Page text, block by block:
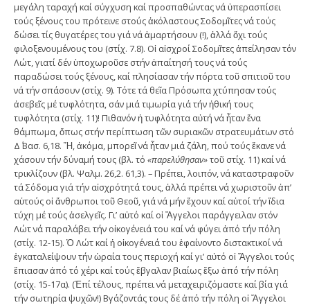
μεγάλη ταραχή καί σύγχυση καί προσπαθώντας νά ὑπερασπίσει
τούς ξένους του πρότεινε στούς ἀκόλαστους Σοδομῖτες νά τούς
δώσει τίς θυγατέρες του γιά νά ἁμαρτήσουν (!), ἀλλά ὄχι τούς
φιλοξενουμένους του (στίχ. 7.8). Οἱ αἰσχροί Σοδομῖτες ἀπείλησαν τόν
Λώτ, γιατί δέν ὑποχωροῦσε στήν ἀπαίτησή τους νά τούς
παραδώσει τούς ξένους, καί πλησίασαν τήν πόρτα τοῦ σπιτιοῦ του
νά τήν σπάσουν (στίχ. 9). Τότε τά θεῖα Πρόσωπα χτύπησαν τούς
ἀσεβεῖς μέ τυφλότητα, σάν μιά τιμωρία γιά τήν ἠθική τους
τυφλότητα (στίχ. 11)! Πιθανόν ἡ τυφλότητα αὐτή νά ἦταν ἕνα
θάμπωμα, ὅπως στήν περίπτωση τῶν συριακῶν στρατευμάτων στό
Δ΄ Βασ. 6,18. Ἤ, ἀκόμα, μπορεῖ νά ἦταν μιά ζάλη, πού τούς ἔκανε νά
χάσουν τήν δύναμή τους (βλ. τό «παρελύθησαν»τοῦ στίχ. 11) καί νά
τρικλίζουν (βλ. Ψαλμ. 26,2. 61,3). – Πρέπει, λοιπόν, νά καταστραφοῦν
τά Σόδομα γιά τήν αἰσχρότητά τους, ἀλλά πρέπει νά χωριστοῦν ἀπ’
αὐτούς οἱ ἄνθρωποι τοῦ Θεοῦ, γιά νά μήν ἔχουν καί αὐτοί τήν ἴδια
τύχη μέ τούς ἀσελγεῖς. Γι’ αὐτό καί οἱ Ἄγγελοι παράγγειλαν στόν
Λώτ νά παραλάβει τήν οἰκογένειά του καί νά φύγει ἀπό τήν πόλη
(στίχ. 12-15). Ὁ Λώτ καί ἡ οἰκογένειά του ἐφαίνοντο διστακτικοί νά
ἐγκαταλείψουν τήν ὡραία τους περιοχή καί γι’ αὐτό οἱ Ἄγγελοι τούς
ἔπιασαν ἀπό τό χέρι καί τούς ἔβγαλαν βιαίως ἔξω ἀπό τήν πόλη
(στίχ. 15-17α). (Ἐπί τέλους, πρέπει νά μεταχειριζόμαστε καί βία γιά
τήν σωτηρία ψυχῶν!) Βγάζοντάς τους δέ ἀπό τήν πόλη οἱ Ἄγγελοι